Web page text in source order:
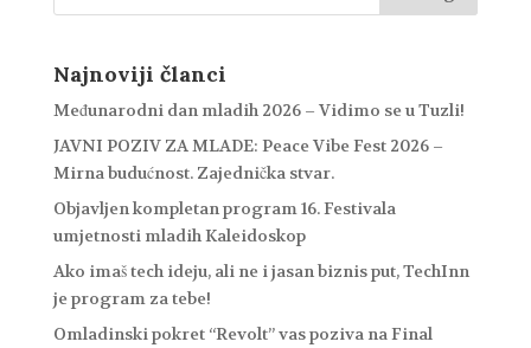
Najnoviji članci
Međunarodni dan mladih 2026 – Vidimo se u Tuzli!
JAVNI POZIV ZA MLADE: Peace Vibe Fest 2026 –
Mirna budućnost. Zajednička stvar.
Objavljen kompletan program 16. Festivala
umjetnosti mladih Kaleidoskop
Ako imaš tech ideju, ali ne i jasan biznis put, TechInn
je program za tebe!
Omladinski pokret “Revolt” vas poziva na Final